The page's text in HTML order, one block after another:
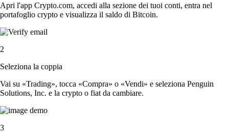
Apri l'app Crypto.com, accedi alla sezione dei tuoi conti, entra nel
portafoglio crypto e visualizza il saldo di Bitcoin.
2
Seleziona la coppia
Vai su «Trading», tocca «Compra» o «Vendi» e seleziona Penguin
Solutions, Inc. e la crypto o fiat da cambiare.
3